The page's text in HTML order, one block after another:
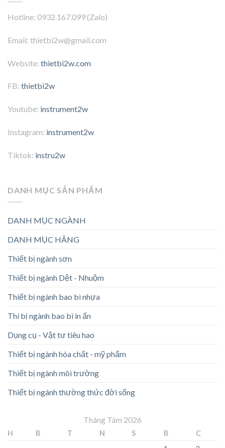
Hotline: 0932.167.099 (Zalo)
Email: thietbi2w@gmail.com
Website: thietbi2w.com
FB: thietbi2w
Youtube: instrument2w
Instagram: instrument2w
Tiktok: instru2w
DANH MỤC SẢN PHẨM
DANH MỤC NGÀNH
DANH MỤC HÃNG
Thiết bị ngành sơn
Thiết bị ngành Dệt - Nhuộm
Thiết bị ngành bao bì nhựa
Thí bị ngành bao bì in ấn
Dụng cụ - Vật tư tiêu hao
Thiết bị ngành hóa chất - mỹ phẩm
Thiết bị ngành môi trường
Thiết bị ngành thường thức đời sống
Tháng Tám 2026
H B T N S B
C